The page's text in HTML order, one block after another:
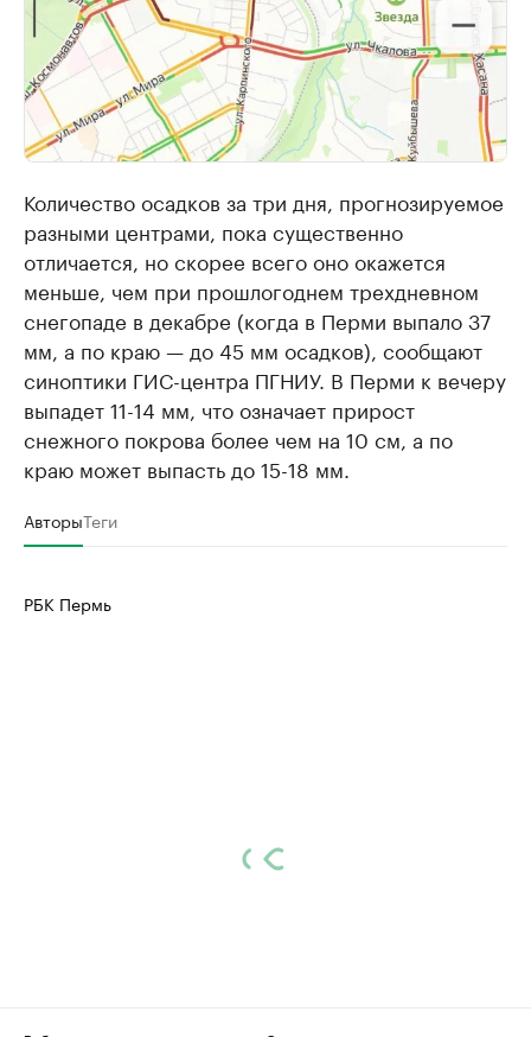
Количество осадков за три дня, прогнозируемое
разными центрами, пока существенно
отличается, но скорее всего оно окажется
меньше, чем при прошлогоднем трехдневном
снегопаде в декабре (когда в Перми выпало 37
мм, а по краю — до 45 мм осадков), сообщают
синоптики ГИС-центра ПГНИУ. В Перми к вечеру
выпадет 11-14 мм, что означает прирост
снежного покрова более чем на 10 см, а по
краю может выпасть до 15-18 мм.
АвторыТеги
РБК Пермь